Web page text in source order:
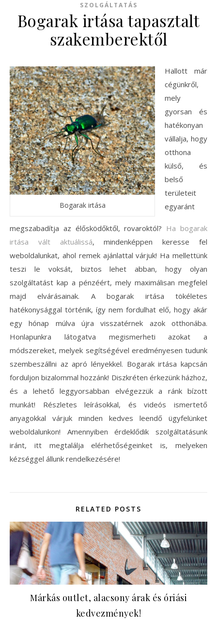
SZOLGÁLTATÁS
Bogarak irtása tapasztalt
szakemberektől
Bogarak irtása
Hallott már
cégünkről,
mely
gyorsan és
hatékonyan
vállalja, hogy
otthona
külső, és
belső
területeit
egyaránt
megszabadítja az élősködőktől, rovaroktól? Ha bogarak
irtása vált aktuálissá, mindenképpen keresse fel
weboldalunkat, ahol remek ajánlattal várjuk! Ha mellettünk
teszi le voksát, biztos lehet abban, hogy olyan
szolgáltatást kap a pénzéért, mely maximálisan megfelel
majd elvárásainak. A bogarak irtása tökéletes
hatékonysággal történik, így nem fordulhat elő, hogy akár
egy hónap múlva újra visszatérnek azok otthonába.
Honlapunkra látogatva megismerheti azokat a
módszereket, melyek segítségével eredményesen tudunk
szembeszállni az apró lényekkel. Bogarak irtása kapcsán
forduljon bizalommal hozzánk! Diszkréten érkezünk házhoz,
és a lehető leggyorsabban elvégezzük a ránk bízott
munkát! Részletes leírásokkal, és videós ismertető
anyagokkal várjuk minden kedves leendő ügyfelünket
weboldalunkon! Amennyiben érdeklődik szolgáltatásunk
iránt, itt megtalálja elérhetőségeinket is, melyeken
kézséggel állunk rendelkezésére!
RELATED POSTS
Márkás outlet, alacsony árak és óriási
kedvezmények!